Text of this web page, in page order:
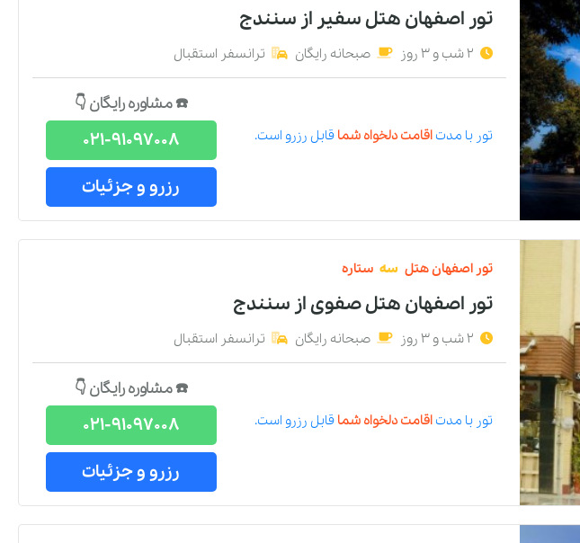
تور اصفهان هتل سفیر از سنندج
2 شب و 3 روز صبحانه رایگان ترانسفر استقبال
تور با مدتاقامت دلخواه شما قابل رزرو است.
☎️ مشاوره رایگان 👇
021-91097008
رزرو و جزئیات
تور اصفهانهتل سه ستاره
تور اصفهان هتل صفویاز سنندج
2 شب و 3 روز صبحانه رایگان ترانسفر استقبال
تور با مدتاقامت دلخواه شما قابل رزرو است.
☎️ مشاوره رایگان 👇
021-91097008
رزرو و جزئیات